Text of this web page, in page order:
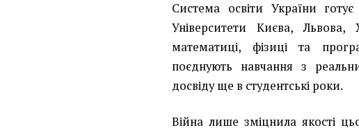
Система освіти України
Університети Києва,
математиці, фізиці та
поєднують навчання з
досвіду ще в студентські роки.
Війна лише зміцнила якості